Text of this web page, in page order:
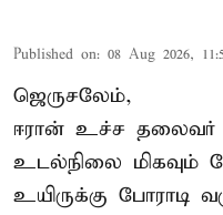
Published on: 08 Aug 2026,
ஜெருசலேம்,
ஈரான் உச்ச தலைவர்
உடல்நிலை மிகவும்
உயிருக்கு போராடி